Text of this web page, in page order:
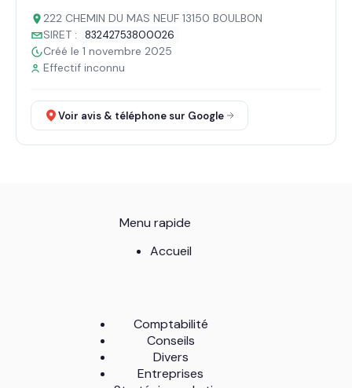
222 CHEMIN DU MAS NEUF 13150 BOULBON
SIRET :
83242753800026
Créé le 1 novembre 2025
Effectif inconnu
Voir avis & téléphone sur Google
Menu rapide
Accueil
Comptabilité
Conseils
Divers
Entreprises